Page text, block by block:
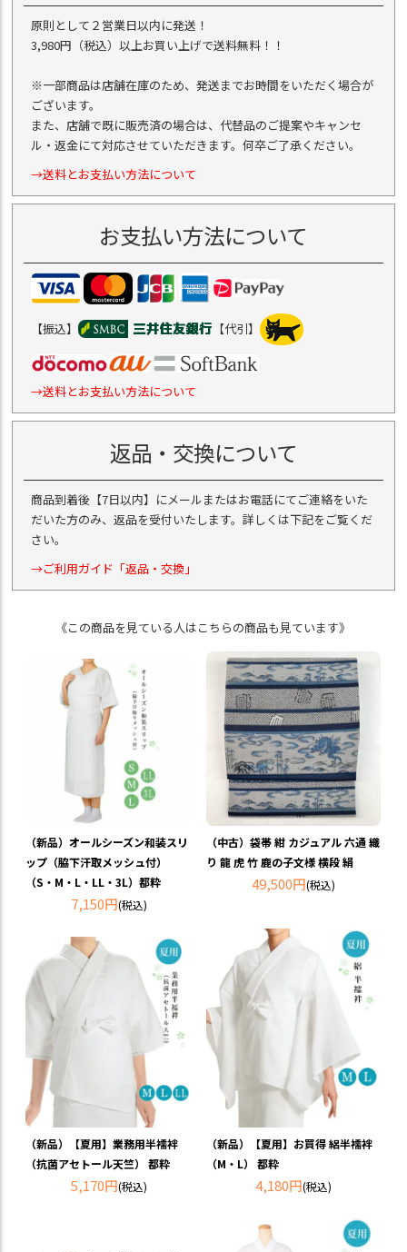
原則として２営業日以内に発送！
3,980円（税込）以上お買い上げで送料無料！！
※一部商品は店舗在庫のため、発送までお時間をいただく場合が
ございます。
また、店舗で既に販売済の場合は、代替品のご提案やキャンセ
ル・返金にて対応させていただきます。何卒ご了承ください。
→送料とお支払い方法について
お支払い方法について
【振込】 【代引】
→送料とお支払い方法について
返品・交換について
商品到着後【7日以内】にメールまたはお電話にてご連絡をいた
だいた方のみ、返品を受付いたします。詳しくは下記をご覧くだ
さい。
→ご利用ガイド「返品・交換」
《この商品を見ている人はこちらの商品も見ています》
（新品）オールシーズン和装スリ
ップ（脇下汗取メッシュ付）
（S・M・L・LL・3L）都粋
7,150円(税込)
（中古）袋帯 紺 カジュアル 六通 織
り 龍 虎 竹 鹿の子文様 横段 絹
49,500円(税込)
（新品）【夏用】業務用半襦袢
（抗菌アセトール天竺） 都粋
5,170円(税込)
（新品）【夏用】お買得 絽半襦袢
（M・L） 都粋
4,180円(税込)